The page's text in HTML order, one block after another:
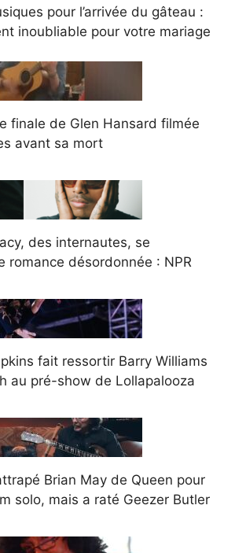
pour l’arrivée du gâteau :
inoubliable pour votre mariage
finale de Glen Hansard filmée
avant sa mort
des internautes, se
romance désordonnée : NPR
fait ressortir Barry Williams
au pré-show de Lollapalooza
Brian May de Queen pour
solo, mais a raté Geezer Butler